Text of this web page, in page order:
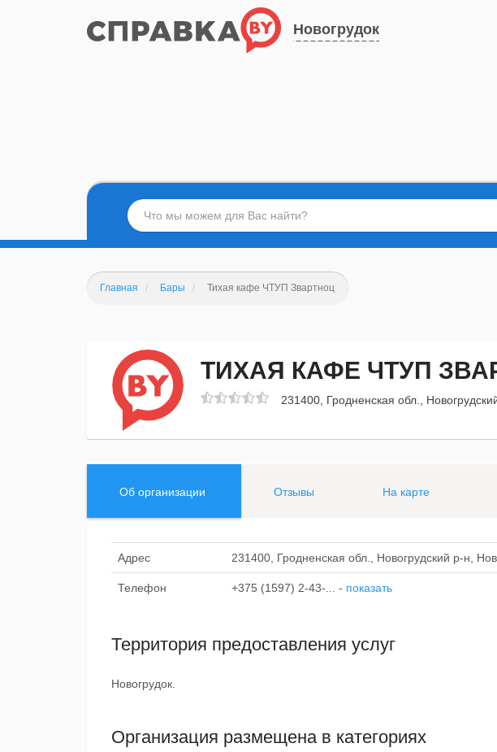
Новогрудок
Главная Бары Тихая кафе ЧТУП Звартноц
ТИХАЯ КАФЕ ЧТУП
231400, Гродненская обл.,
Об организации Отзывы На карте
Адрес 231400, Гродненская обл., Новогрудский р-н,
Телефон +375 (1597) 2-43-... - показать
Территория предоставления услуг
Новогрудок.
Организация размещена в категориях